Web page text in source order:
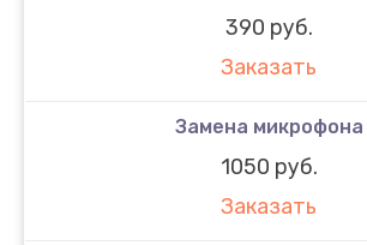
390 руб.
Заказать
Замена микрофона
1050 руб.
Заказать